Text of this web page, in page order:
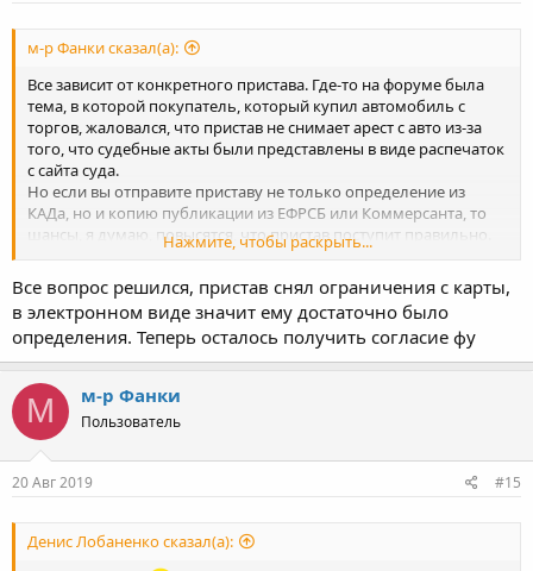
м-р Фанки сказал(а):
Все зависит от конкретного пристава. Где-то на форуме была
тема, в которой покупатель, который купил автомобиль с
торгов, жаловался, что пристав не снимает арест с авто из-за
того, что судебные акты были представлены в виде распечаток
с сайта суда.
Но если вы отправите приставу не только определение из
КАДа, но и копию публикации из ЕФРСБ или Коммерсанта, то
шансы, я думаю, повысятся, что пристав поступит правильно.
Иногда приставы сами реагируют на публикации и делают то,
приложением судебного акта
Нажмите, чтобы раскрыть...
Все вопрос решился, пристав снял ограничения с карты,
в электронном виде значит ему достаточно было
определения. Теперь осталось получить согласие фу
М м-р Фанки
Пользователь
20 Авг 2019 #15
Денис Лобаненко сказал(а):